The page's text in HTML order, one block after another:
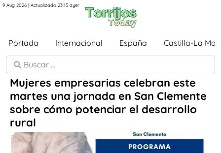
9 Aug 2026 | Actualizado 23:13 ayer
Portada Internacional España Castilla-La
Mujeres empresarias celebran este
martes una jornada en San Clemente
sobre cómo potenciar el desarrollo
rural